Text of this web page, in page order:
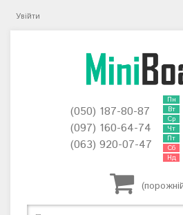
Увійти
(050) 187-80-87
(097) 160-64-74
(063) 920-07-47
Пн
Вт
Ср
Чт
Пт
Сб
Нд